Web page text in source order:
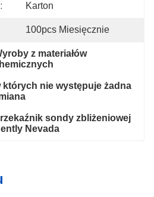
Karton
100pcs Miesięcznie
z materiałów
których nie występuje żadna
sondy zbliżeniowej
Nevada